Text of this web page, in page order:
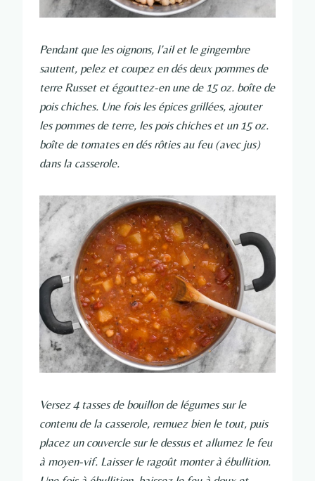
Pendant que les oignons, l’ail et le gingembre
sautent, pelez et coupez en dés deux pommes de
terre Russet et égouttez-en une de 15 oz. boîte de
pois chiches. Une fois les épices grillées, ajouter
les pommes de terre, les pois chiches et un 15 oz.
boîte de tomates en dés rôties au feu (avec jus)
dans la casserole.
Versez 4 tasses de bouillon de légumes sur le
contenu de la casserole, remuez bien le tout, puis
placez un couvercle sur le dessus et allumez le feu
à moyen-vif. Laisser le ragoût monter à ébullition.